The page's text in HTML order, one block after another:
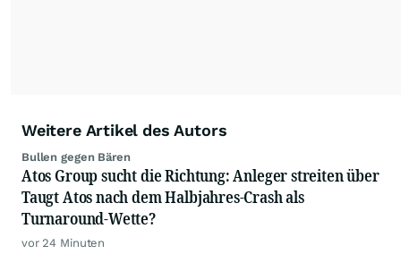
Weitere Artikel des Autors
Bullen gegen Bären
Atos Group sucht die Richtung: Anleger streiten über
Taugt Atos nach dem Halbjahres-Crash als
Turnaround-Wette?
vor 24 Minuten